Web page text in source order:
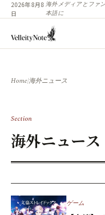
2026年8月8
日
海外メディアとファ
本語に
Home/海外ニュース
Section
海外ニュース
ゲーム